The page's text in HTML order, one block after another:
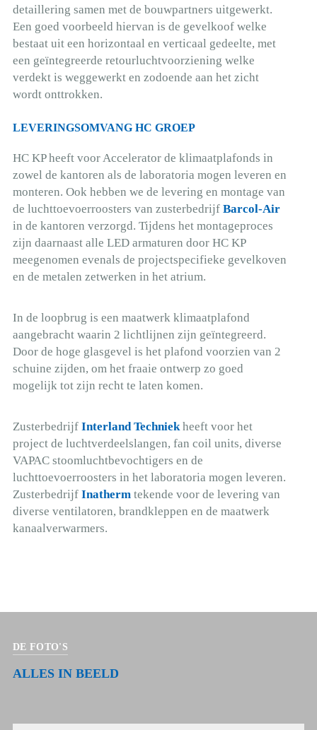
detaillering samen met de bouwpartners uitgewerkt.
Een goed voorbeeld hiervan is de gevelkoof welke
bestaat uit een horizontaal en verticaal gedeelte, met
een geïntegreerde retourluchtvoorziening welke
verdekt is weggewerkt en zodoende aan het zicht
wordt onttrokken.
LEVERINGSOMVANG HC GROEP
HC KP heeft voor Accelerator de klimaatplafonds in
zowel de kantoren als de laboratoria mogen leveren en
monteren. Ook hebben we de levering en montage van
de luchttoevoerroosters van zusterbedrijf Barcol-Air
in de kantoren verzorgd. Tijdens het montageproces
zijn daarnaast alle LED armaturen door HC KP
meegenomen evenals de projectspecifieke gevelkoven
en de metalen zetwerken in het atrium.
In de loopbrug is een maatwerk klimaatplafond
aangebracht waarin 2 lichtlijnen zijn geïntegreerd.
Door de hoge glasgevel is het plafond voorzien van 2
schuine zijden, om het fraaie ontwerp zo goed
mogelijk tot zijn recht te laten komen.
Zusterbedrijf Interland Techniekheeft voor het
project de luchtverdeelslangen, fan coil units, diverse
VAPAC stoomluchtbevochtigers en de
luchttoevoerroosters in het laboratoria mogen leveren.
Zusterbedrijf Inatherm tekende voor de levering van
diverse ventilatoren, brandkleppen en de maatwerk
kanaalverwarmers.
DE FOTO'S
ALLES IN BEELD